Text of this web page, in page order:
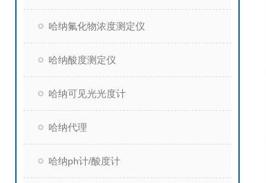
哈纳氟化物浓度测定仪
哈纳酸度测定仪
哈纳可见光光度计
哈纳代理
哈纳ph计/酸度计